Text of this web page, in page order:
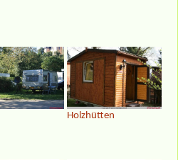
Holzhütten